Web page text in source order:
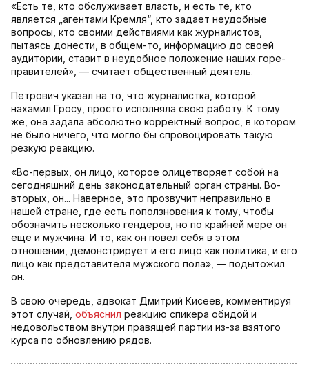
«Есть те, кто обслуживает власть, и есть те, кто
является „агентами Кремля“, кто задает неудобные
вопросы, кто своими действиями как журналистов,
пытаясь донести, в общем-то, информацию до своей
аудитории, ставит в неудобное положение наших горе-
правителей», — считает общественный деятель.
Петрович указал на то, что журналистка, которой
нахамил Гросу, просто исполняла свою работу. К тому
же, она задала абсолютно корректный вопрос, в котором
не было ничего, что могло бы спровоцировать такую
резкую реакцию.
«Во-первых, он лицо, которое олицетворяет собой на
сегодняшний день законодательный орган страны. Во-
вторых, он... Наверное, это прозвучит неправильно в
нашей стране, где есть поползновения к тому, чтобы
обозначить несколько гендеров, но по крайней мере он
еще и мужчина. И то, как он повел себя в этом
отношении, демонстрирует и его лицо как политика, и его
лицо как представителя мужского пола», — подытожил
он.
В свою очередь, адвокат Дмитрий Кисеев, комментируя
этот случай, объяснил реакцию спикера обидой и
недовольством внутри правящей партии из-за взятого
курса по обновлению рядов.